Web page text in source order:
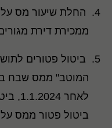
החלת שיעור מס על
ממכירת דירת
ביטול פטורים
המוטב" ממס שבח
לאחר
ביטול פטור ממס